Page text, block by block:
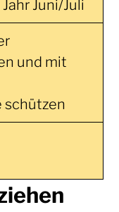
Juni/Juli
und mit
schützen